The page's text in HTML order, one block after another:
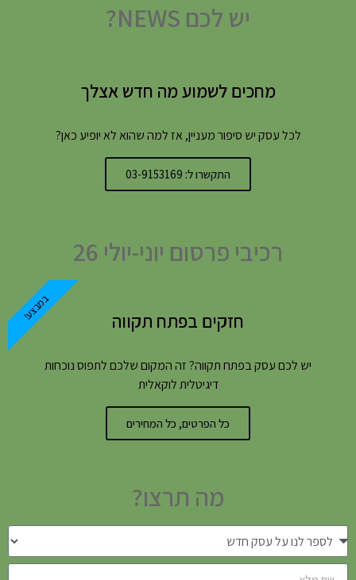
יש לכם NEWS?
מחכים לשמוע מה חדש אצלך
לכל עסק יש סיפור מעניין, אז למה שהוא לא יופיע כאן?
התקשרו ל: 03-9153169
רכיבי פרסום יוני-יולי 26
חזקים בפתח תקווה
יש לכם עסק בפתח תקווה? זה המקום שלכם לתפוס נוכחות
דיגיטלית לוקאלית
כל הפרטים, כל המחירים
במבצע!
מה תרצו?